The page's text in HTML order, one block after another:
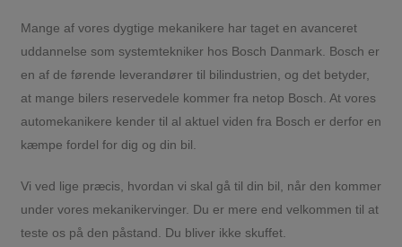
Mange af vores dygtige mekanikere har taget en avanceret
uddannelse som systemtekniker hos Bosch Danmark. Bosch er
en af de førende leverandører til bilindustrien, og det betyder,
at mange bilers reservedele kommer fra netop Bosch. At vores
automekanikere kender til al aktuel viden fra Bosch er derfor en
kæmpe fordel for dig og din bil.
Vi ved lige præcis, hvordan vi skal gå til din bil, når den kommer
under vores mekanikervinger. Du er mere end velkommen til at
teste os på den påstand. Du bliver ikke skuffet.